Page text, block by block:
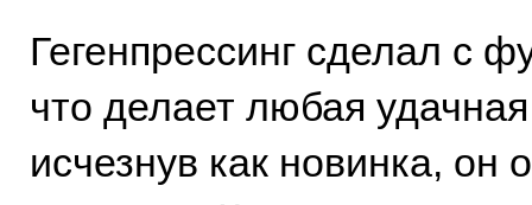
Гегенпрессинг сделал с
что делает любая
исчезнув как новинка, он